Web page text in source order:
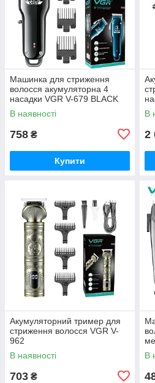
Машинка для стриження
волосся акумуляторна 4
насадки VGR V-679 BLACK
В наявності
758 ₴
Купити
В
2
Акумуляторний тример для
стриження волосся VGR V-
962
В наявності
703 ₴
В